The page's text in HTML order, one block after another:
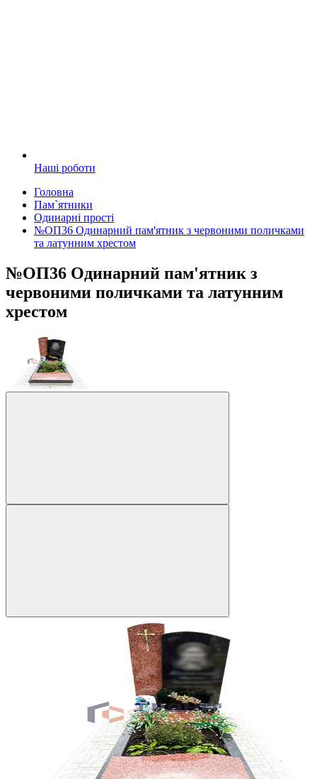
Наші роботи
Головна
Пам`ятники
Одинарні прості
№ОП36 Одинарний пам'ятник з червоними поличками
та латунним хрестом
№ОП36 Одинарний пам'ятник з
червоними поличками та латунним
хрестом